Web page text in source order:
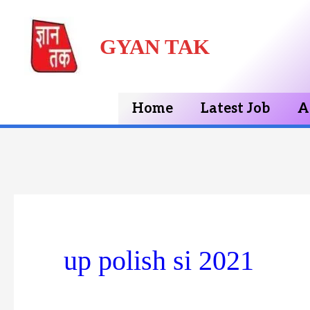
Skip
content
GYAN TAK
Home Latest Job
up polish si 2021